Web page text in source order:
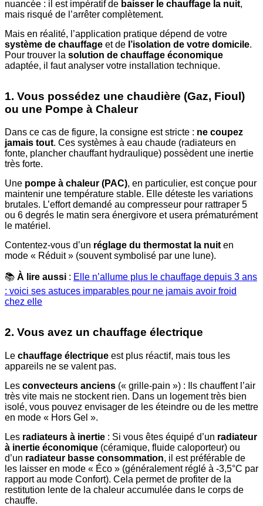
nuancée : il est impératif de baisser le chauffage la nuit,
mais risqué de l’arrêter complètement.
Mais en réalité, l’application pratique dépend de votre
système de chauffage et de l’isolation de votre domicile.
Pour trouver la solution de chauffage économique
adaptée, il faut analyser votre installation technique.
1. Vous possédez une chaudière (Gaz, Fioul)
ou une Pompe à Chaleur
Dans ce cas de figure, la consigne est stricte : ne coupez
jamais tout. Ces systèmes à eau chaude (radiateurs en
fonte, plancher chauffant hydraulique) possèdent une inertie
très forte.
Une pompe à chaleur (PAC), en particulier, est conçue pour
maintenir une température stable. Elle déteste les variations
brutales. L’effort demandé au compresseur pour rattraper 5
ou 6 degrés le matin sera énergivore et usera prématurément
le matériel.
Contentez-vous d’un réglage du thermostat la nuit en
mode « Réduit » (souvent symbolisé par une lune).
📚 À lire aussi : Elle n’allume plus le chauffage depuis 3 ans
: voici ses astuces imparables pour ne jamais avoir froid
chez elle
2. Vous avez un chauffage électrique
Le chauffage électrique est plus réactif, mais tous les
appareils ne se valent pas.
Les convecteurs anciens (« grille-pain ») : Ils chauffent l’air
très vite mais ne stockent rien. Dans un logement très bien
isolé, vous pouvez envisager de les éteindre ou de les mettre
en mode « Hors Gel ».
Les radiateurs à inertie : Si vous êtes équipé d’un radiateur
à inertie économique (céramique, fluide caloporteur) ou
d’un radiateur basse consommation, il est préférable de
les laisser en mode « Éco » (généralement réglé à -3,5°C par
rapport au mode Confort). Cela permet de profiter de la
restitution lente de la chaleur accumulée dans le corps de
chauffe.